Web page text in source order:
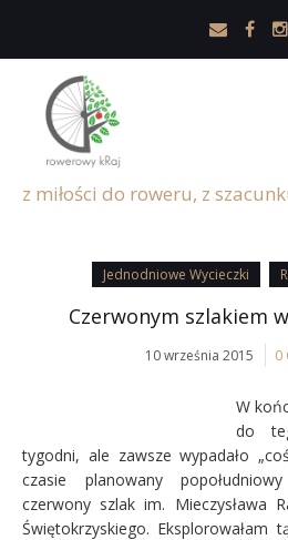
z miłości do roweru, z
Jednodniowe Wycieczki
Czerwonym szlakiem
10 września 2015 0
W
do
tygodni, ale zawsze wypadało
czasie planowany
czerwony szlak im. Mieczysława
Świętokrzyskiego. Eksplorowałam